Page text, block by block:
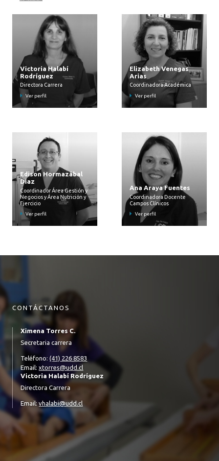
Victoria Halabí
Rodríguez
Directora Carrera
Ver perfil
Elizabeth Venegas
Arias
Coordinadora Académica
Ver perfil
Edison Hormazábal
Díaz
Coordinador Área Gestión y
Negocios y Área Nutrición y
Ejercicio
Ver perfil
Ana Araya Fuentes
Coordinadora Docente
Campos Clínicos
Ver perfil
CONTÁCTANOS
Ximena Torres C.
Secretaria carrera
Teléfono:(41) 226 8583
Email:xtorres@udd.cl
Victoria Halabí Rodríguez
Directora Carrera
Email:vhalabi@udd.cl